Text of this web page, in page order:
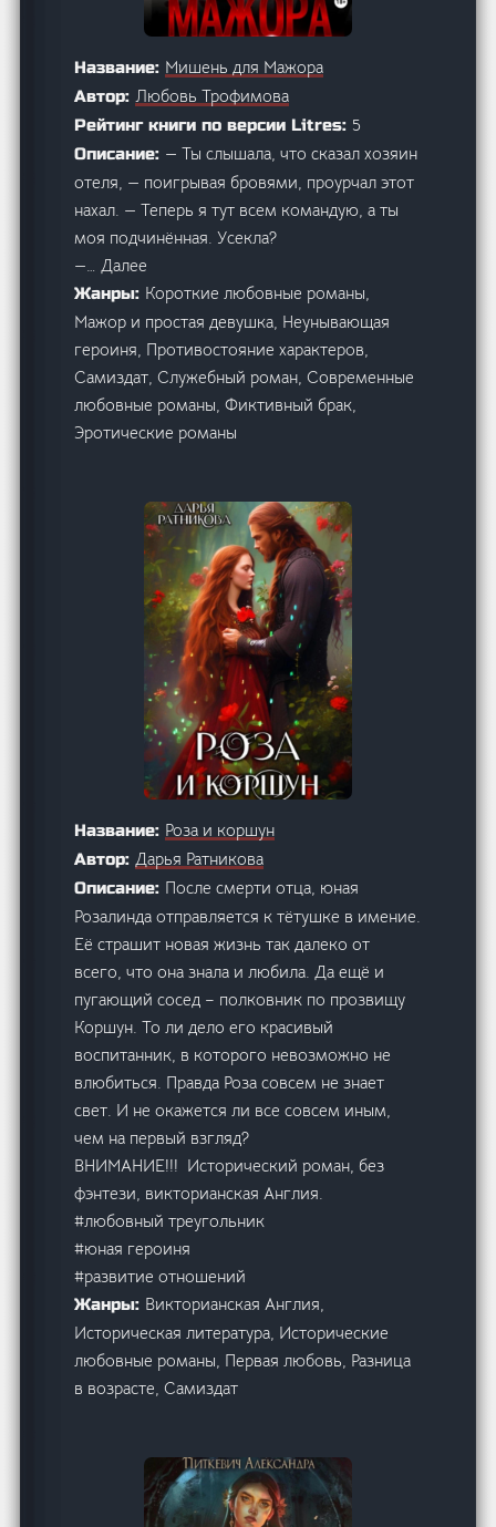
Название: Мишень для Мажора
Автор:Любовь Трофимова
Рейтинг книги по версии Litres: 5
Описание: — Ты слышала, что сказал хозяин
отеля, — поигрывая бровями, проурчал этот
нахал. — Теперь я тут всем командую, а ты
моя подчинённая. Усекла?
—… Далее
Жанры: Короткие любовные романы,
Мажор и простая девушка, Неунывающая
героиня, Противостояние характеров,
Самиздат, Служебный роман, Современные
любовные романы, Фиктивный брак,
Эротические романы
Название: Роза и коршун
Автор:Дарья Ратникова
Описание: После смерти отца, юная
Розалинда отправляется к тётушке в имение.
Её страшит новая жизнь так далеко от
всего, что она знала и любила. Да ещё и
пугающий сосед – полковник по прозвищу
Коршун. То ли дело его красивый
воспитанник, в которого невозможно не
влюбиться. Правда Роза совсем не знает
свет. И не окажется ли все совсем иным,
чем на первый взгляд?
ВНИМАНИЕ!!! Исторический роман, без
фэнтези, викторианская Англия.
#любовный треугольник
#юная героиня
#развитие отношений
Жанры: Викторианская Англия,
Историческая литература, Исторические
любовные романы, Первая любовь, Разница
в возрасте, Самиздат